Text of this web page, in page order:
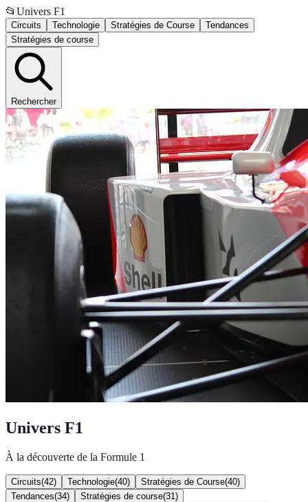
📂 Univers F1
Circuits Technologie Stratégies de Course
Tendances
Stratégies de course
Rechercher
Univers F1
À la découverte de la Formule 1
Circuits(42) Technologie(40) Stratégies de Course(40)
Tendances(34) Stratégies de course(31 )